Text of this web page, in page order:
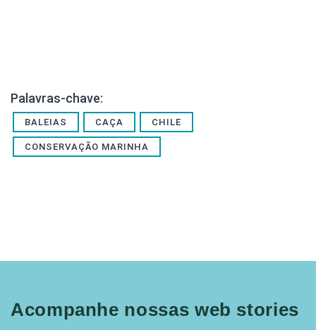
Palavras-chave:
BALEIAS CAÇA CHILE
CONSERVAÇÃO MARINHA
Acompanhe nossas web stories